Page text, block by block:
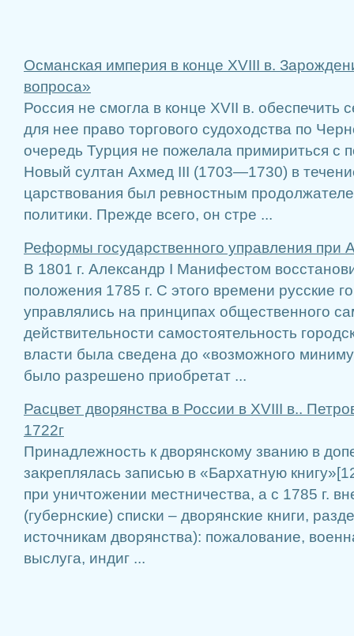
Османская империя в конце XVIII в.
вопроса»
Россия не смогла в конце XVII в. обеспечить
для нее право торгового судоходства по
очередь Турция не пожелала примириться с
Новый султан Ахмед III (1703—1730) в
царствования был ревностным
политики. Прежде всего, он стре ...
Реформы государственного управления при
В 1801 г. Александр I Манифестом
положения 1785 г. С этого времени русские
управлялись на принципах общественного
действительности самостоятельность
власти была сведена до «возможного
было разрешено приобретат ...
Расцвет дворянства в России в XVIII в..
1722г
Принадлежность к дворянскому званию в
закреплялась записью в «Бархатную
при уничтожении местничества, а с 1785 г.
(губернские) списки – дворянские книги,
источникам дворянства): пожалование,
выслуга, индиг ...